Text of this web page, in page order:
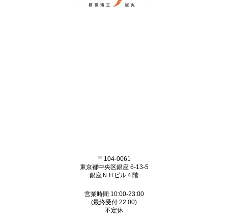
〒104-0061
東京都中央区銀座 6-13-5
銀座ＮＨビル４階
営業時間 10:00-23:00
(最終受付 22:00)
不定休